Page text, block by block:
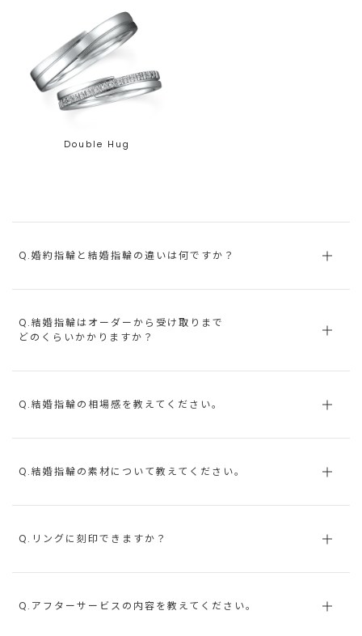
Double Hug
Q.婚約指輪と結婚指輪の違いは何ですか？
Q.結婚指輪はオーダーから受け取りまで
どのくらいかかりますか？
Q.結婚指輪の相場感を教えてください。
Q.結婚指輪の素材について教えてください。
Q.リングに刻印できますか？
Q.アフターサービスの内容を教えてください。